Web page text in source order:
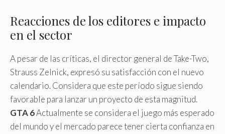
Reacciones de los editores e impacto
en el sector
A pesar de las críticas, el director general de Take-Two,
Strauss Zelnick, expresó su satisfacción con el nuevo
calendario. Considera que este período sigue siendo
favorable para lanzar un proyecto de esta magnitud.
GTA 6Actualmente se considera el juego más esperado
del mundo y el mercado parece tener cierta confianza en